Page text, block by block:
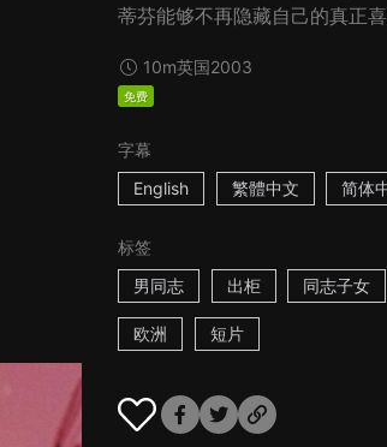
蒂芬能够不再隐藏自己的真正喜
10m英国2003
免费
字幕
English
繁體中文 简体
标签
男同志
出柜 同志子女
欧洲 短片